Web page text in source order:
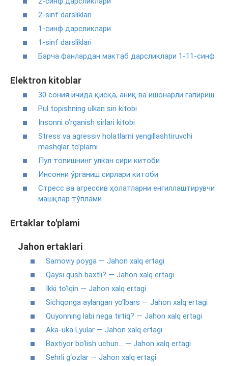
2-sinf darsliklari
1-синф дарсликлари
1-sinf darsliklari
Барча фанлардан мактаб дарсликлари 1-11-синф
Elektron kitoblar
30 сония ичида қисқа, аниқ ва ишонарли гапириш
Pul topishning ulkan siri kitobi
Insonni o’rganish sirlari kitobi
Stress va agressiv holatlarni yengillashtiruvchi
mashqlar to’plami
Пул топишнинг улкан сири китоби
Инсонни ўрганиш сирлари китоби
Стресс ва агрессив ҳолатларни енгиллаштирувчи
машқлар тўплами
Ertaklar to'plami
Jahon ertaklari
Samoviy poyga — Jahon xalq ertagi
Qaysi qush baxtli? — Jahon xalq ertagi
Ikki to‘lqin — Jahon xalq ertagi
Sichqonga aylangan yo‘lbars — Jahon xalq ertagi
Quyonning labi nega tirtiq? — Jahon xalq ertagi
Aka-uka Lyular — Jahon xalq ertagi
Baxtiyor bo‘lish uchun… — Jahon xalq ertagi
Sehrli g‘ozlar — Jahon xalq ertagi